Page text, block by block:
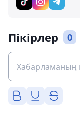
Пікірлер 0